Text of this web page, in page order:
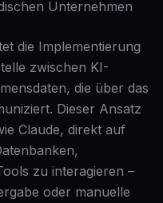
Unternehmen
die Implementierung
zwischen KI-
die über das
Dieser Ansatz
Claude, direkt auf
zu interagieren –
oder manuelle